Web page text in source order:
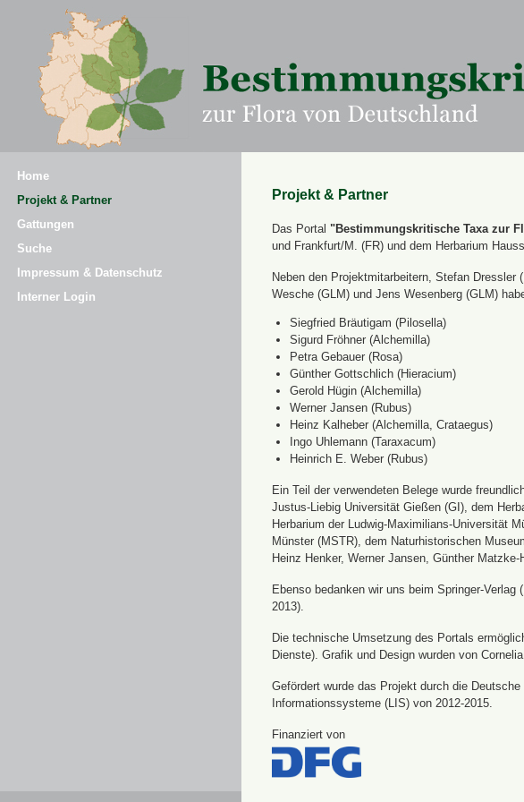
Home
Projekt & Partner
Gattungen
Suche
Impressum & Datenschutz
Interner Login
Projekt & Partner
Das Portal "Bestimmungskritische Taxa zur
und Frankfurt/M. (FR) und dem Herbarium
Neben den Projektmitarbeitern, Stefan
Wesche (GLM) und Jens Wesenberg (GLM)
Siegfried Bräutigam (Pilosella)
Sigurd Fröhner (Alchemilla)
Petra Gebauer (Rosa)
Günther Gottschlich (Hieracium)
Gerold Hügin (Alchemilla)
Werner Jansen (Rubus)
Heinz Kalheber (Alchemilla, Crataegus)
Ingo Uhlemann (Taraxacum)
Heinrich E. Weber (Rubus)
Ein Teil der verwendeten Belege wurde
Justus-Liebig Universität Gießen (GI), dem
Herbarium der Ludwig-Maximilians-Universität
Münster (MSTR), dem Naturhistorischen
Heinz Henker, Werner Jansen, Günther
Ebenso bedanken wir uns beim Springer-
2013).
Die technische Umsetzung des Portals
Dienste). Grafik und Design wurden von
Gefördert wurde das Projekt durch die
Informationssysteme (LIS) von 2012-2015.
Finanziert von